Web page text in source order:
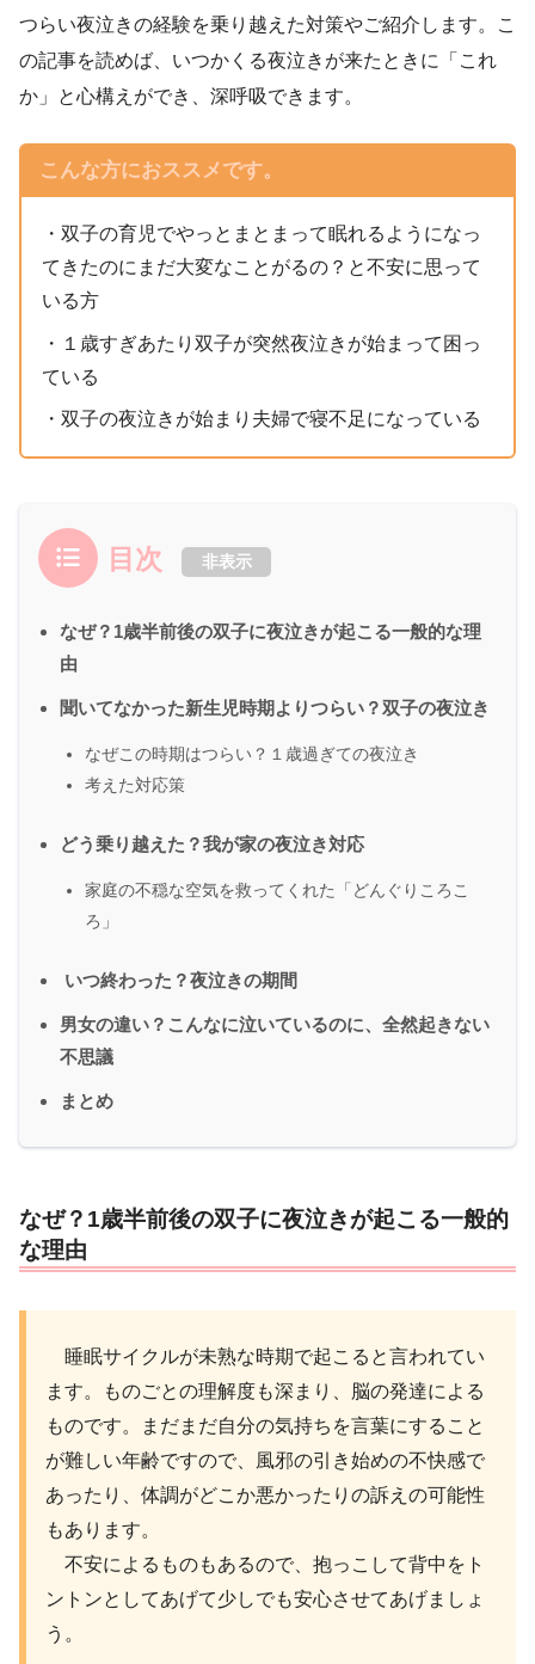
つらい夜泣きの経験を乗り越えた対策やご紹介します。こ
の記事を読めば、いつかくる夜泣きが来たときに「これ
か」と心構えができ、深呼吸できます。
こんな方におススメです。
・双子の育児でやっとまとまって眠れるようになっ
てきたのにまだ大変なことがるの？と不安に思って
いる方
・１歳すぎあたり双子が突然夜泣きが始まって困っ
ている
・双子の夜泣きが始まり夫婦で寝不足になっている
目次 非表示
なぜ？1歳半前後の双子に夜泣きが起こる一般的な理
由
聞いてなかった新生児時期よりつらい？双子の夜泣き
なぜこの時期はつらい？１歳過ぎての夜泣き
考えた対応策
どう乗り越えた？我が家の夜泣き対応
家庭の不穏な空気を救ってくれた「どんぐりころこ
ろ」
いつ終わった？夜泣きの期間
男女の違い？こんなに泣いているのに、全然起きない
不思議
まとめ
なぜ？1歳半前後の双子に夜泣きが起こる一般的
な理由
睡眠サイクルが未熟な時期で起こると言われてい
ます。ものごとの理解度も深まり、脳の発達による
ものです。まだまだ自分の気持ちを言葉にすること
が難しい年齢ですので、風邪の引き始めの不快感で
あったり、体調がどこか悪かったりの訴えの可能性
もあります。
不安によるものもあるので、抱っこして背中をト
ントンとしてあげて少しでも安心させてあげましょ
う。